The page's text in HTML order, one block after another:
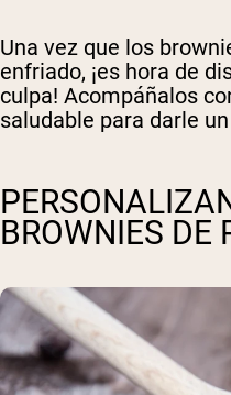
Una vez que los
enfriado, ¡es hora de
culpa! Acompáñalos
saludable para darle
BROWNIES DE